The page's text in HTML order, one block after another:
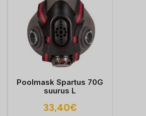
Poolmask Spartus 70G
suurus L
33,40€